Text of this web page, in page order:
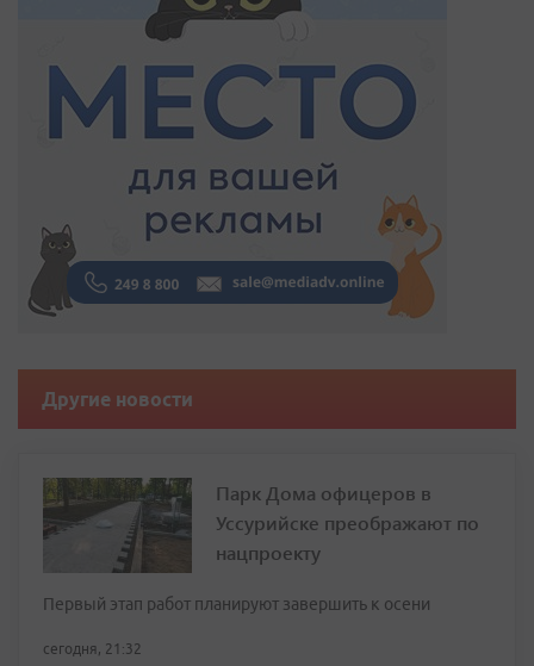
Другие новости
Парк Дома офицеров в
Уссурийске преображают по
нацпроекту
Первый этап работ планируют завершить к осени
сегодня, 21:32